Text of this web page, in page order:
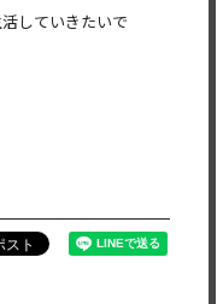
していきたいで